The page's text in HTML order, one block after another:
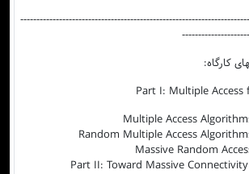
کارگاه:
Part I: Multiple Access
Multiple Access
Random Multiple Access
Massive Random
Part II: Toward Massive